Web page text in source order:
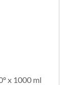
FRAU ALCOHOL DESINFECTANTE 70º x 1000 ml